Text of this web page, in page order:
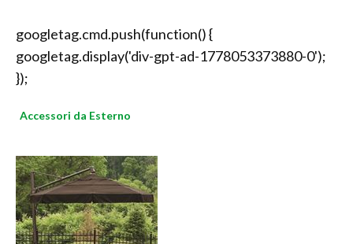
googletag.cmd.push(function() {
googletag.display('div-gpt-ad-1778053373880-0');
});
Accessori da Esterno